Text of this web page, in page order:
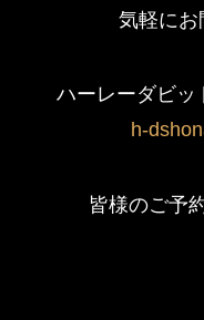
気軽にお
ハーレーダビ
h-
皆様のご予